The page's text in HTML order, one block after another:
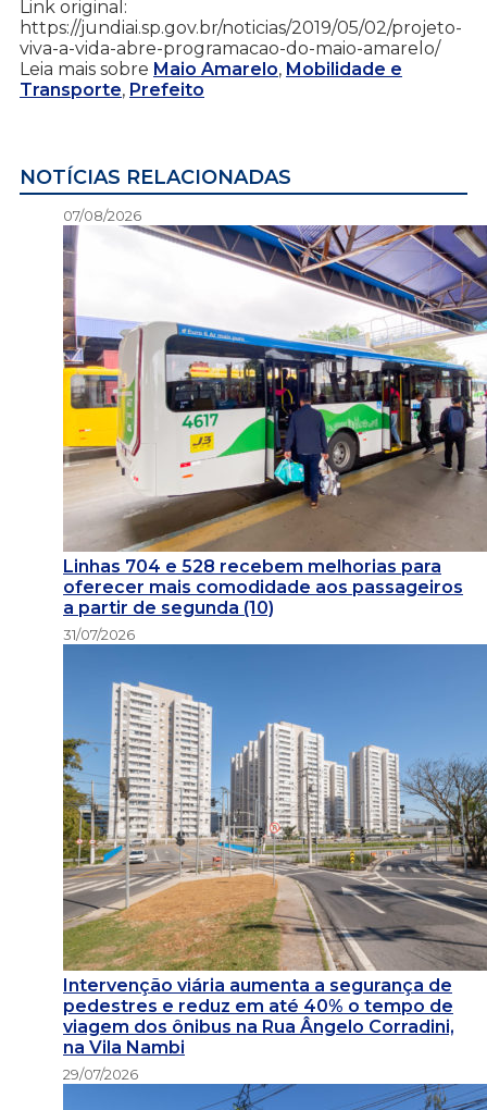
Link original:
https://jundiai.sp.gov.br/noticias/2019/05/02/projeto-
viva-a-vida-abre-programacao-do-maio-amarelo/
Leia mais sobre Maio Amarelo, Mobilidade e
Transporte, Prefeito
NOTÍCIAS RELACIONADAS
07/08/2026
Linhas 704 e 528 recebem melhorias para
oferecer mais comodidade aos passageiros
a partir de segunda (10)
31/07/2026
Intervenção viária aumenta a segurança de
pedestres e reduz em até 40% o tempo de
viagem dos ônibus na Rua Ângelo Corradini,
na Vila Nambi
29/07/2026